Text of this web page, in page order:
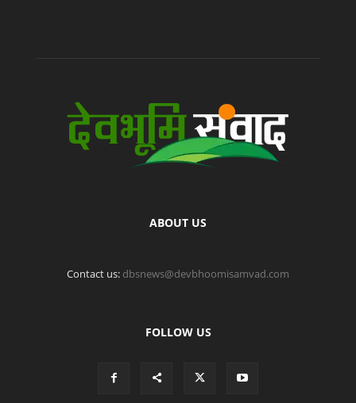
ABOUT US
Contact us: dbsnews@devbhoomisamvad.com
FOLLOW US